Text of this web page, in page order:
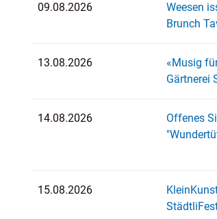
09.08.2026
Weesen
Brunch
13.08.2026
«Musig
Gärtnerei
14.08.2026
Offenes
15.08.2026